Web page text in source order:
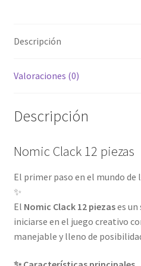
Descripción
Valoraciones (0)
Descripción
Nomic Clack 12 piezas
El primer paso en el mundo
✨
El Nomic Clack 12 piezases un
iniciarse en el juego creativo
manejable y lleno de